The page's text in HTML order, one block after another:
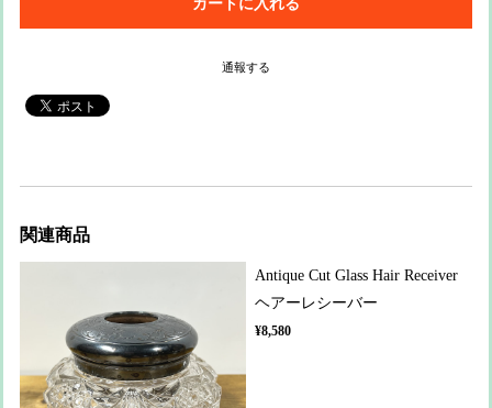
通報する
関連商品
Antique Cut Glass Hair Receiver
ヘアーレシーバー
¥8,580